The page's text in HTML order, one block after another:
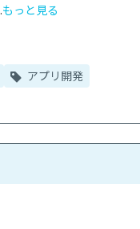
もっと見る
アプリ開発